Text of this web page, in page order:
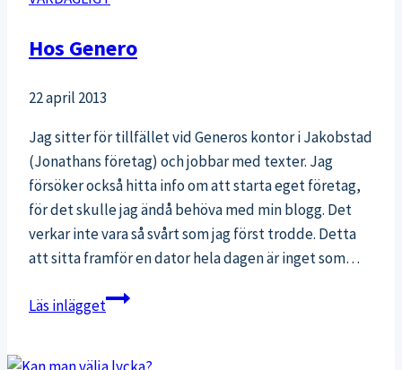
Hos Genero
22 april 2013
Jag sitter för tillfället vid Generos kontor i Jakobstad
(Jonathans företag) och jobbar med texter. Jag
försöker också hitta info om att starta eget företag,
för det skulle jag ändå behöva med min blogg. Det
verkar inte vara så svårt som jag först trodde. Detta
att sitta framför en dator hela dagen är inget som…
Läs inläggetHos